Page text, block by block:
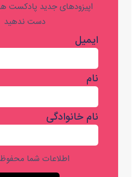
اپیزودهای جدید پادکست
دست ندهید
ایمیل
نام
نام خانوادگی
اطلاعات شما